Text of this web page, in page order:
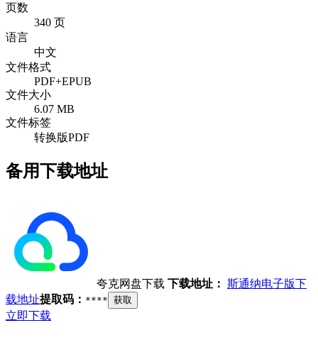
页数
340 页
语言
中文
文件格式
PDF+EPUB
文件大小
6.07 MB
文件标签
转换版PDF
备用下载地址
夸克网盘下载 下载地址： 斯通纳电子版下
载地址提取码： **** 获取
立即下载